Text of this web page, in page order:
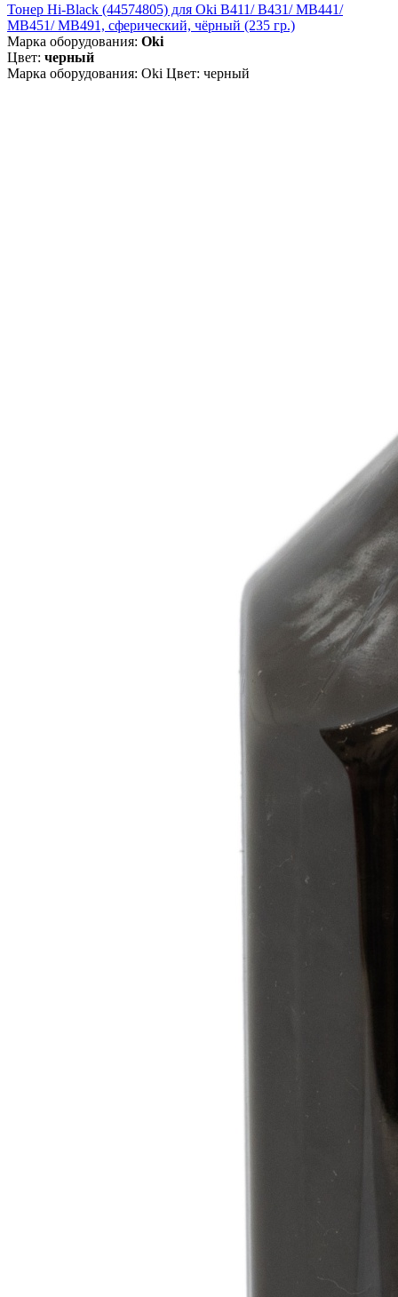
Тонер Hi-Black (44574805) для Oki B411/ B431/ MB441/
MB451/ MB491, сферический, чёрный (235 гр.)
Марка оборудования: Oki
Цвет: черный
Марка оборудования: Oki Цвет: черный